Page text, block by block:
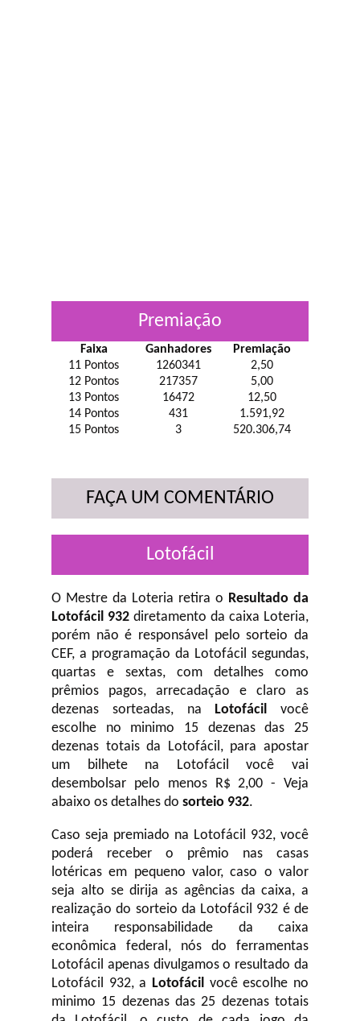
Premiação
Faixa Ganhadores
Premiação
11 Pontos
1260341
2,50
12 Pontos
217357
5,00
13 Pontos
16472
12,50
14 Pontos
431
1.591,92
15 Pontos
3 520.306,74
FAÇA UM COMENTÁRIO
Lotofácil
O Mestre da Loteria retira o Resultado da
Lotofácil 932 diretamento da caixa Loteria,
porém não é responsável pelo sorteio da
CEF, a programação da Lotofácil segundas,
quartas e sextas, com detalhes como
prêmios pagos, arrecadação e claro as
dezenas sorteadas, na Lotofácil você
escolhe no minimo 15 dezenas das 25
dezenas totais da Lotofácil, para apostar
um bilhete na Lotofácil você vai
desembolsar pelo menos R$ 2,00 - Veja
abaixo os detalhes do sorteio 932.
Caso seja premiado na Lotofácil 932, você
poderá receber o prêmio nas casas
lotéricas em pequeno valor, caso o valor
seja alto se dirija as agências da caixa, a
realização do sorteio da Lotofácil 932 é de
inteira responsabilidade da caixa
econômica federal, nós do ferramentas
Lotofácil apenas divulgamos o resultado da
Lotofácil 932, a Lotofácil você escolhe no
minimo 15 dezenas das 25 dezenas totais